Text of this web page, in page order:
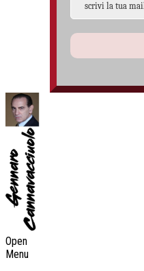
Open
Menu